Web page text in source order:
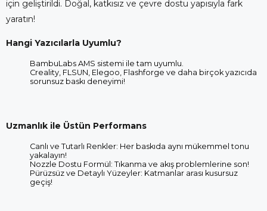
için geliştirildi. Doğal, katkısız ve çevre dostu yapısıyla fark
yaratın!
Hangi Yazıcılarla Uyumlu?
BambuLabs AMS sistemi ile tam uyumlu.
Creality, FLSUN, Elegoo, Flashforge ve daha birçok yazıcıda
sorunsuz baskı deneyimi!
Uzmanlık ile Üstün Performans
Canlı ve Tutarlı Renkler: Her baskıda aynı mükemmel tonu
yakalayın!
Nozzle Dostu Formül: Tıkanma ve akış problemlerine son!
Pürüzsüz ve Detaylı Yüzeyler: Katmanlar arası kusursuz
geçiş!